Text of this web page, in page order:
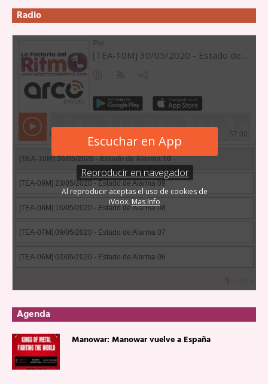
Radio
Agenda
Manowar: Manowar vuelve a España